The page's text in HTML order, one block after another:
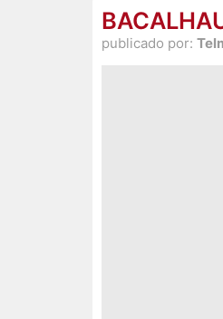
publicado por: